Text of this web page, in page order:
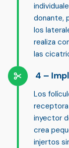
donante,
los
realiza
las
Los
inyector
crea
injertos